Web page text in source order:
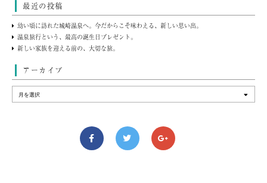
最近の投稿
幼い頃に訪れた城崎温泉へ。今だからこそ味わえる、新しい思い出。
温泉旅行という、最高の誕生日プレゼント。
新しい家族を迎える前の、大切な旅。
アーカイブ